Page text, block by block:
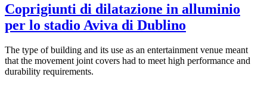
Coprigiunti di dilatazione in alluminio
per lo stadio Aviva di Dublino
The type of building and its use as an entertainment venue meant
that the movement joint covers had to meet high performance and
durability requirements.